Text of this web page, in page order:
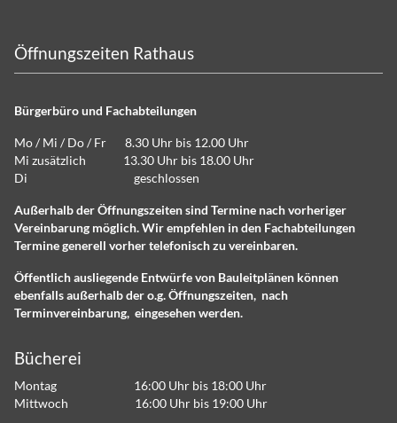
Öffnungszeiten Rathaus
Bürgerbüro und Fachabteilungen
Mo / Mi / Do / Fr 8.30 Uhr bis 12.00 Uhr
Mi zusätzlich 13.30 Uhr bis 18.00 Uhr
Di geschlossen
Außerhalb der Öffnungszeiten sind Termine nach vorheriger
Vereinbarung möglich. Wir empfehlen in den Fachabteilungen
Termine generell vorher telefonisch zu vereinbaren.
Öffentlich ausliegende Entwürfe von Bauleitplänen können
ebenfalls außerhalb der o.g. Öffnungszeiten, nach
Terminvereinbarung, eingesehen werden.
Bücherei
Montag 16:00 Uhr bis 18:00 Uhr
Mittwoch 16:00 Uhr bis 19:00 Uhr